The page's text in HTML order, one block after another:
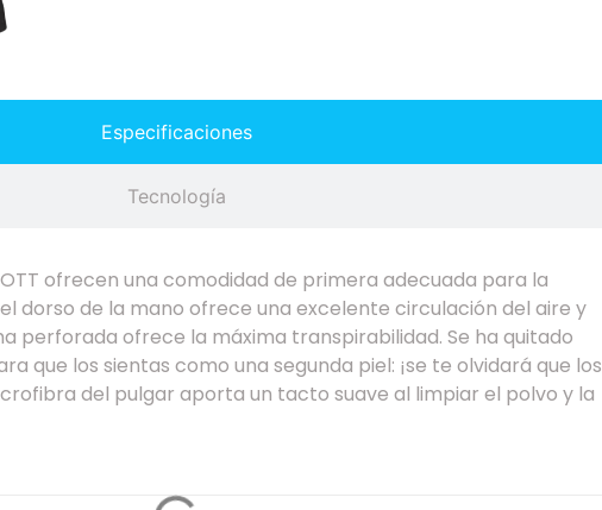
Especificaciones
Tecnología
ofrecen una comodidad de primera adecuada para la
dorso de la mano ofrece una excelente circulación del aire y
perforada ofrece la máxima transpirabilidad. Se ha quitado
que los sientas como una segunda piel: ¡se te olvidará que los
del pulgar aporta un tacto suave al limpiar el polvo y la